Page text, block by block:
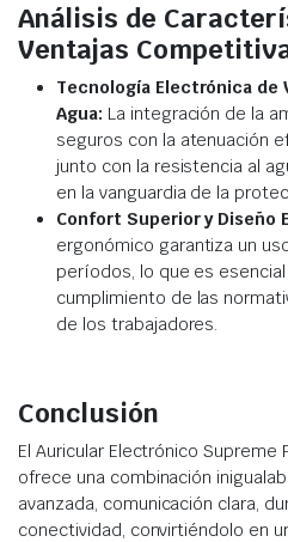
Análisis de
Ventajas
Tecnología Electrónica de
Agua: La integración de la
seguros con la atenuación
junto con la resistencia al
en la vanguardia de la
Confort Superior y Diseño
ergonómico garantiza un
períodos, lo que es
cumplimiento de las
de los trabajadores.
Conclusión
El Auricular Electrónico Supreme
ofrece una combinación
avanzada, comunicación clara,
conectividad, convirtiéndolo en